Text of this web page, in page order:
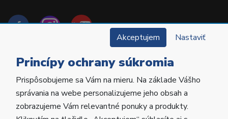
Copyright © 2022 Hu-Fa Dental a.s. Všetky práva
vyhradené.
Akceptujem Nastaviť
Princípy ochrany súkromia
Prispôsobujeme sa Vám na mieru. Na základe Vášho
správania na webe personalizujeme jeho obsah a
zobrazujeme Vám relevantné ponuky a produkty.